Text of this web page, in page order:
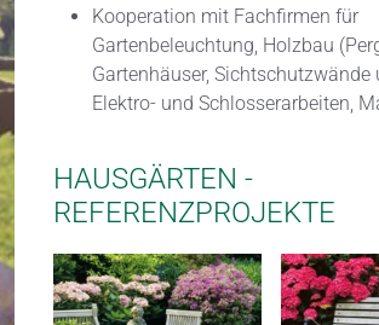
Kooperation mit Fachfirmen für
Gartenbeleuchtung, Holzbau
Gartenhäuser, Sichtschutzwände
Elektro- und Schlosserarbeiten,
HAUSGÄRTEN -
REFERENZPROJEKTE